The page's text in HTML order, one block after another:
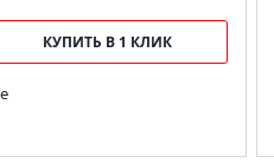
КУПИТЬ В 1 КЛИК